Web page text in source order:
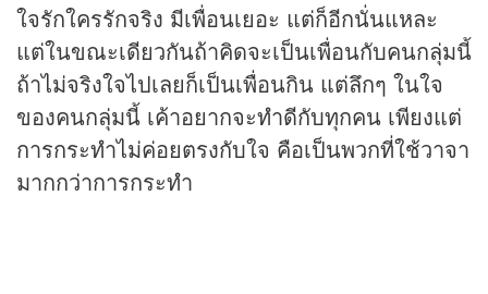
ใจรักใครรักจริง มีเพื่อนเยอะ แต่ก็อีกนั่นแหละ
แต่ในขณะเดียวกันถ้าคิดจะเป็นเพื่อนกับคนกลุ่มนี้
ถ้าไม่จริงใจไปเลยก็เป็นเพื่อนกิน แต่ลึกๆ ในใจ
ของคนกลุ่มนี้ เค้าอยากจะทำดีกับทุกคน เพียงแต่
การกระทำไม่ค่อยตรงกับใจ คือเป็นพวกที่ใช้วาจา
มากกว่าการกระทำ